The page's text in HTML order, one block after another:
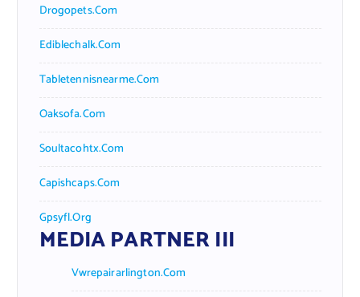
Drogopets.com
Ediblechalk.com
Tabletennisnearme.com
Oaksofa.com
Soultacohtx.com
Capishcaps.com
Gpsyfl.org
MEDIA PARTNER III
Vwrepairarlington.com